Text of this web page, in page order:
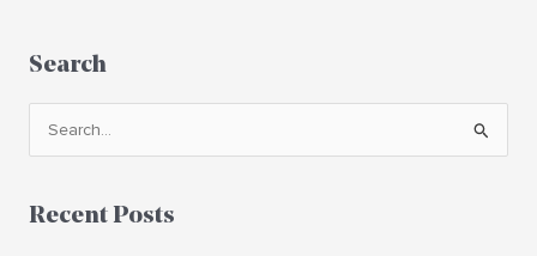
Search
r
Recent Posts